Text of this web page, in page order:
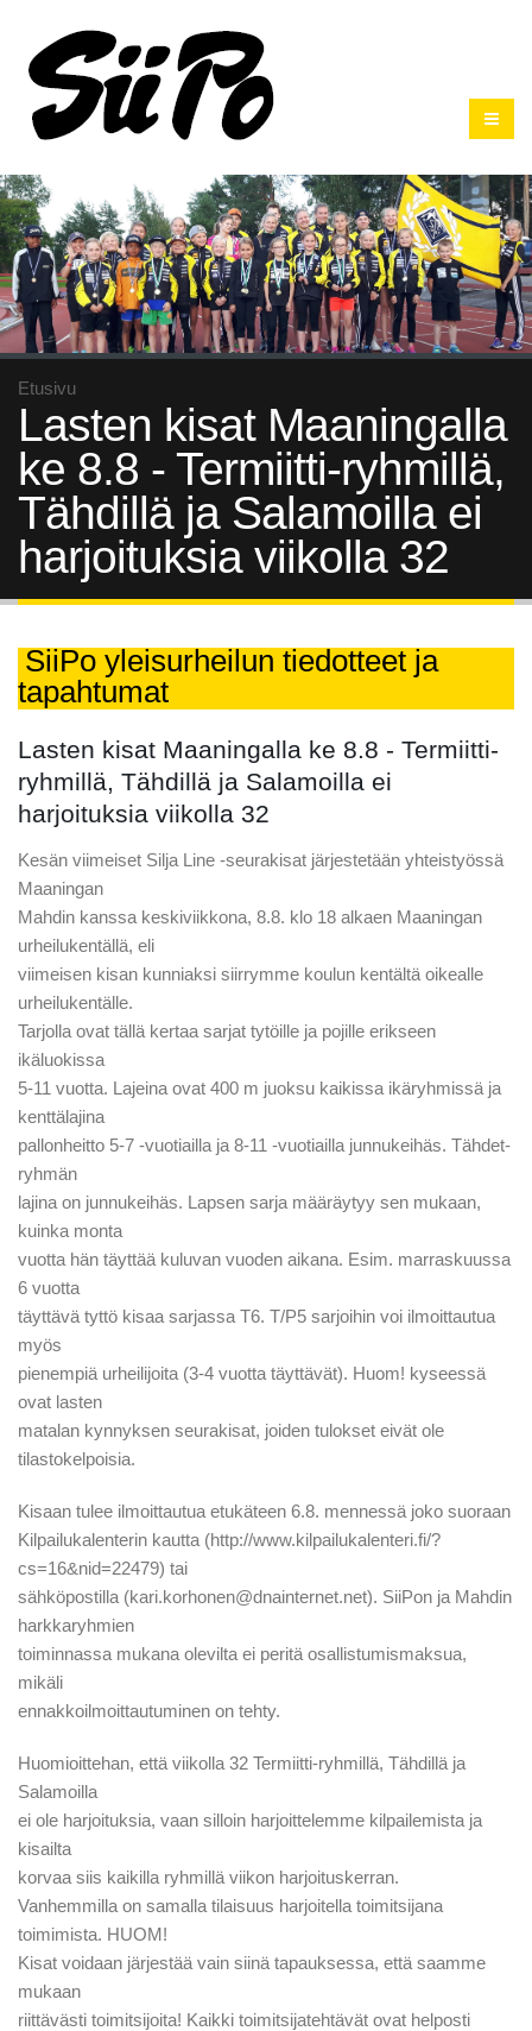
Etusivu
Lasten kisat Maaningalla
ke 8.8 - Termiitti-ryhmillä,
Tähdillä ja Salamoilla ei
harjoituksia viikolla 32
SiiPo yleisurheilun tiedotteet ja
tapahtumat
Lasten kisat Maaningalla ke 8.8 - Termiitti-
ryhmillä, Tähdillä ja Salamoilla ei
harjoituksia viikolla 32
Kesän viimeiset Silja Line -seurakisat järjestetään yhteistyössä
Maaningan
Mahdin kanssa keskiviikkona, 8.8. klo 18 alkaen Maaningan
urheilukentällä, eli
viimeisen kisan kunniaksi siirrymme koulun kentältä oikealle
urheilukentälle.
Tarjolla ovat tällä kertaa sarjat tytöille ja pojille erikseen
ikäluokissa
5-11 vuotta. Lajeina ovat 400 m juoksu kaikissa ikäryhmissä ja
kenttälajina
pallonheitto 5-7 -vuotiailla ja 8-11 -vuotiailla junnukeihäs. Tähdet-
ryhmän
lajina on junnukeihäs. Lapsen sarja määräytyy sen mukaan,
kuinka monta
vuotta hän täyttää kuluvan vuoden aikana. Esim. marraskuussa
6 vuotta
täyttävä tyttö kisaa sarjassa T6. T/P5 sarjoihin voi ilmoittautua
myös
pienempiä urheilijoita (3-4 vuotta täyttävät). Huom! kyseessä
ovat lasten
matalan kynnyksen seurakisat, joiden tulokset eivät ole
tilastokelpoisia.
Kisaan tulee ilmoittautua etukäteen 6.8. mennessä joko suoraan
Kilpailukalenterin kautta (http://www.kilpailukalenteri.fi/?
cs=16&nid=22479) tai
sähköpostilla (kari.korhonen@dnainternet.net). SiiPon ja Mahdin
harkkaryhmien
toiminnassa mukana olevilta ei peritä osallistumismaksua,
mikäli
ennakkoilmoittautuminen on tehty.
Huomioittehan, että viikolla 32 Termiitti-ryhmillä, Tähdillä ja
Salamoilla
ei ole harjoituksia, vaan silloin harjoittelemme kilpailemista ja
kisailta
korvaa siis kaikilla ryhmillä viikon harjoituskerran.
Vanhemmilla on samalla tilaisuus harjoitella toimitsijana
toimimista. HUOM!
Kisat voidaan järjestää vain siinä tapauksessa, että saamme
mukaan
riittävästi toimitsijoita! Kaikki toimitsijatehtävät ovat helposti